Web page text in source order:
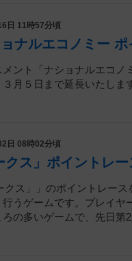
日 11時57分頃
ナルエコノミー ポ
メント「ナショナルエコ
月５日まで延長いたしま
日 08時02分頃
ス」ポイントレー
クス」」のポイントレー
行うゲームです。プレイ
の多いゲームで、先日第